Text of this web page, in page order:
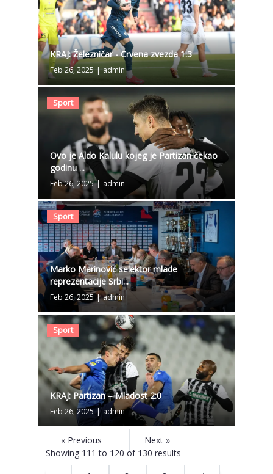
KRAJ: Železničar - Crvena zvezda 1:3
Feb 26, 2025 | admin
Sport
Ovo je Aldo Kalulu kojeg je Partizan čekao
godinu ...
Feb 26, 2025 | admin
Sport
Marko Marinović selektor mlade
reprezentacije Srbi...
Feb 26, 2025 | admin
Sport
KRAJ: Partizan – Mladost 2:0
Feb 26, 2025 | admin
« Previous
Next »
Showing111to120 of130results